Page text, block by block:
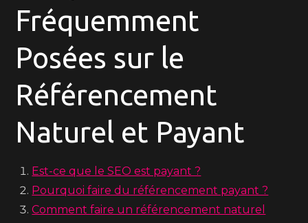
Fréquemment
Posées sur le
Référencement
Naturel et Payant
Est-ce que le SEO est payant ?
Pourquoi faire du référencement payant ?
Comment faire un référencement naturel